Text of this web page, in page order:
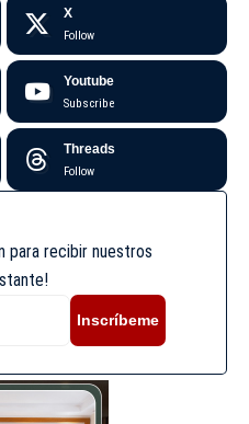
X
Follow
Youtube
Subscribe
Threads
Follow
para recibir nuestros
Inscríbeme